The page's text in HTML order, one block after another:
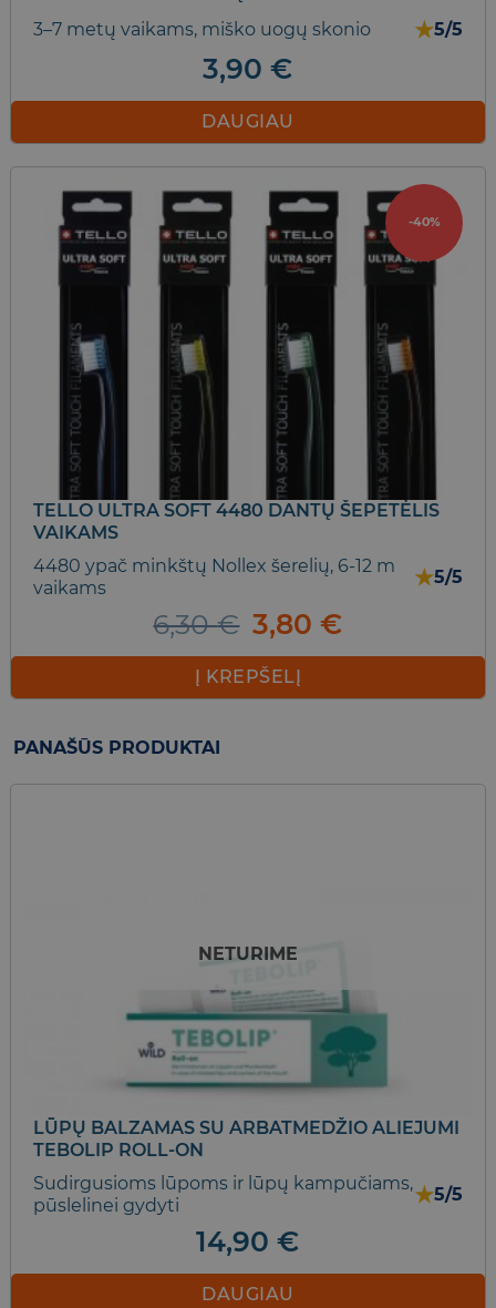
3–7 metų vaikams, miško uogų skonio
★5/5
3,90€
DAUGIAU
-40%
TELLO ULTRA SOFT 4480 DANTŲ ŠEPETĖLIS
VAIKAMS
4480 ypač minkštų Nollex šerelių, 6-12 m
vaikams
★5/5
6,30€ Original
price
was:
6,30 €.
3,80€Current
price
3,80 €.
Į KREPŠELĮ
PANAŠŪS PRODUKTAI
NETURIME
LŪPŲ BALZAMAS SU ARBATMEDŽIO ALIEJUMI
TEBOLIP ROLL-ON
Sudirgusioms lūpoms ir lūpų kampučiams,
pūslelinei gydyti
★5/5
14,90€
DAUGIAU